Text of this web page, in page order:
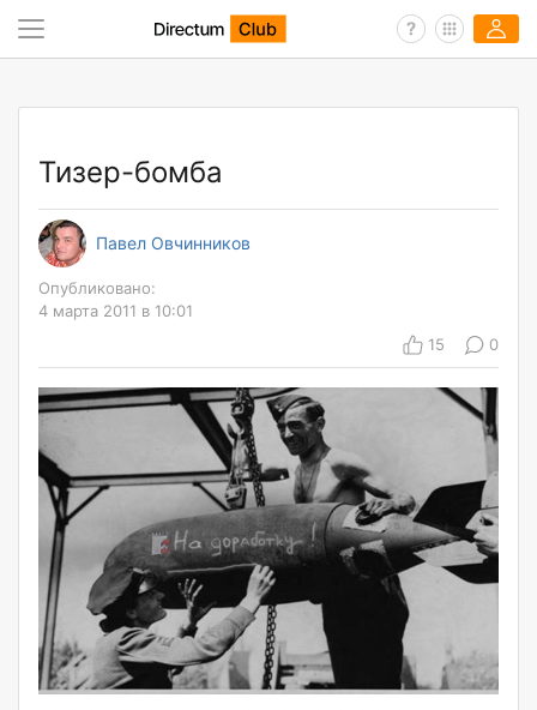
Тизер-бомба
Павел Овчинников
Опубликовано:
4 марта 2011 в 10:01
15
0